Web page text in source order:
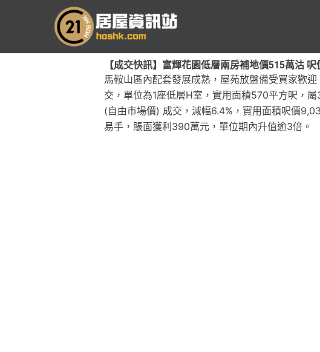
要
【成交快訊】富輝花園低層兩房補地價515萬沽
馬鞍山區內配套發展成熟，屋苑放盤備受買家歡
交，單位為1座低層H室，實用面積570平方呎，
(自由市場價) 成交，減幅6.4%，實用面積呎價
易手，賬面獲利390萬元，單位期內升值逾3倍。